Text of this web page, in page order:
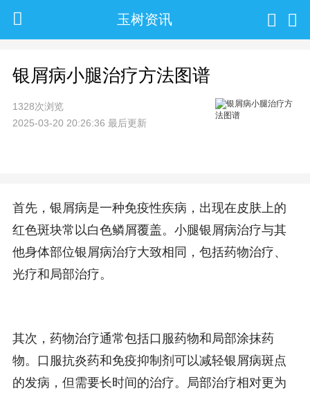
玉树资讯
银屑病小腿治疗方法图谱
1328次浏览
2025-03-20 20:26:36 最后更新
首先，银屑病是一种免疫性疾病，出现在皮肤上的
红色斑块常以白色鳞屑覆盖。小腿银屑病治疗与其
他身体部位银屑病治疗大致相同，包括药物治疗、
光疗和局部治疗。
其次，药物治疗通常包括口服药物和局部涂抹药
物。口服抗炎药和免疫抑制剂可以减轻银屑病斑点
的发病，但需要长时间的治疗。局部治疗相对更为